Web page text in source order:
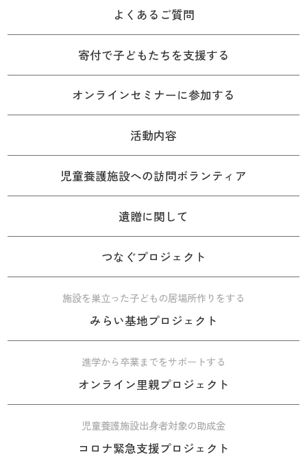
よくあるご質問
寄付で子どもたちを支援する
オンラインセミナーに参加する
活動内容
児童養護施設への訪問ボランティア
遺贈に関して
つなぐプロジェクト
施設を巣立った子どもの居場所作りをする
みらい基地プロジェクト
進学から卒業までをサポートする
オンライン里親プロジェクト
児童養護施設出身者対象の助成金
コロナ緊急支援プロジェクト